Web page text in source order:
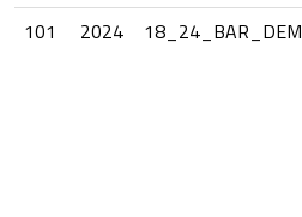
101
2024 18_24_BAR_DEM